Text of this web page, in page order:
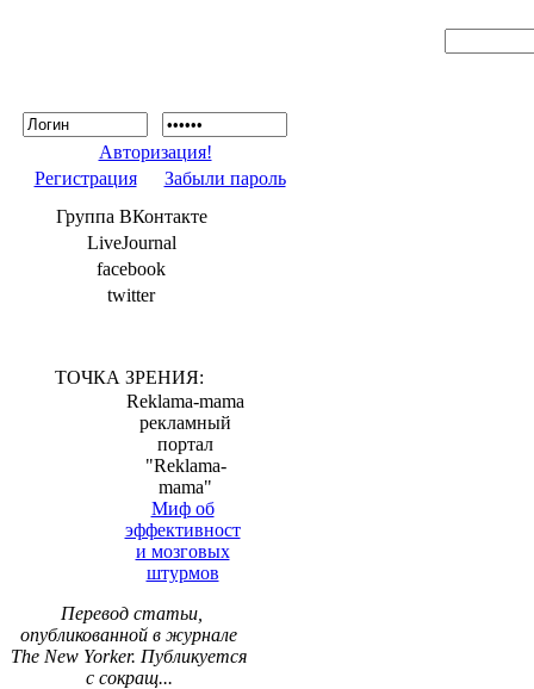
Авторизация!
Регистрация
Забыли пароль
Группа ВКонтакте
LiveJournal
facebook
twitter
ТОЧКА ЗРЕНИЯ:
Reklama-mama
рекламный
портал
"Reklama-
mama"
Миф об
эффективност
и мозговых
штурмов
Перевод статьи,
опубликованной в журнале
The New Yorker. Публикуется
с сокращ...